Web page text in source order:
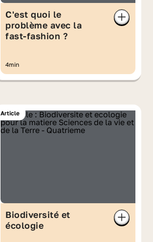
C'est quoi le
problème avec la
fast-fashion ?
4min
Article
Biodiversité et
écologie